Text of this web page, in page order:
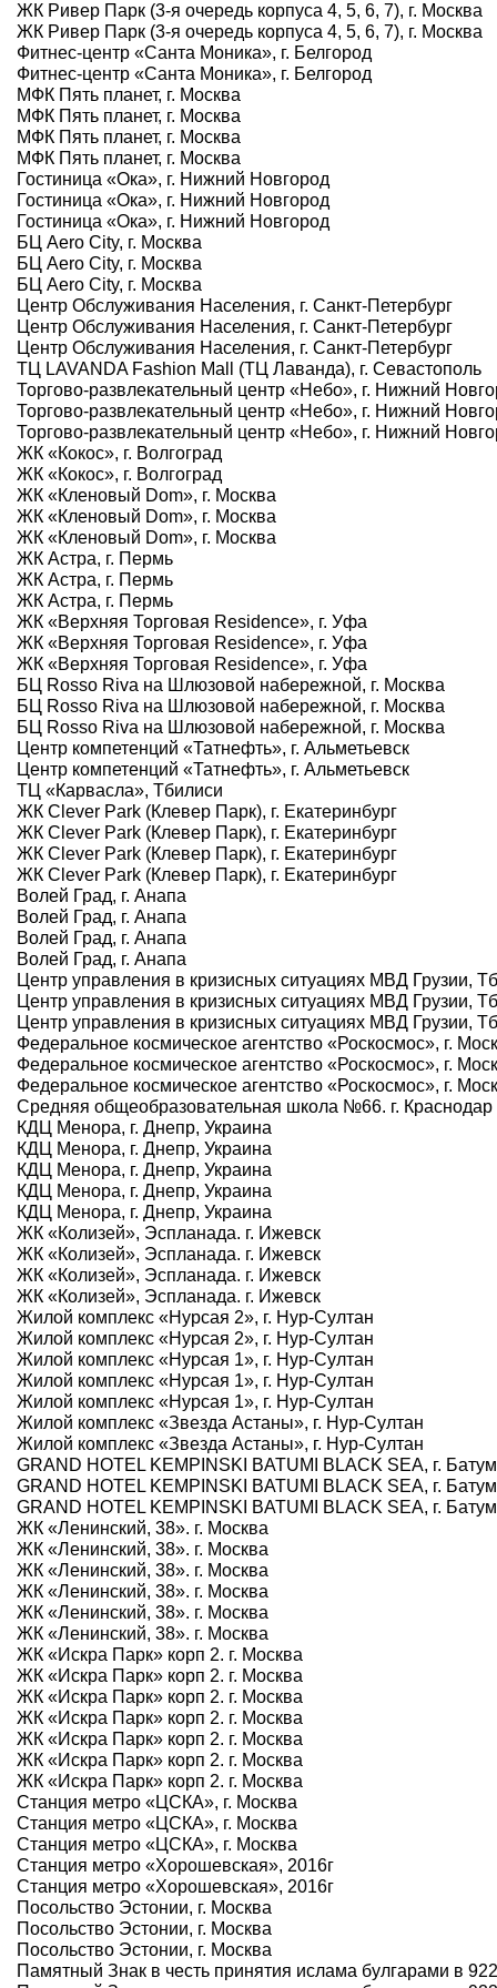
ЖК Ривер Парк (3-я очередь корпуса 4, 5, 6, 7), г. Москва
ЖК Ривер Парк (3-я очередь корпуса 4, 5, 6, 7), г. Москва
Фитнес-центр «Санта Моника», г. Белгород
Фитнес-центр «Санта Моника», г. Белгород
МФК Пять планет, г. Москва
МФК Пять планет, г. Москва
МФК Пять планет, г. Москва
МФК Пять планет, г. Москва
Гостиница «Ока», г. Нижний Новгород
Гостиница «Ока», г. Нижний Новгород
Гостиница «Ока», г. Нижний Новгород
БЦ Aero City, г. Москва
БЦ Aero City, г. Москва
БЦ Aero City, г. Москва
Центр Обслуживания Населения, г. Санкт-Петербург
Центр Обслуживания Населения, г. Санкт-Петербург
Центр Обслуживания Населения, г. Санкт-Петербург
ТЦ LAVANDA Fashion Mall (ТЦ Лаванда), г. Севастополь
Торгово-развлекательный центр «Небо», г. Нижний
Торгово-развлекательный центр «Небо», г. Нижний
Торгово-развлекательный центр «Небо», г. Нижний
ЖК «Кокос», г. Волгоград
ЖК «Кокос», г. Волгоград
ЖК «Кленовый Dom», г. Москва
ЖК «Кленовый Dom», г. Москва
ЖК «Кленовый Dom», г. Москва
ЖК Астра, г. Пермь
ЖК Астра, г. Пермь
ЖК Астра, г. Пермь
ЖК «Верхняя Торговая Residence», г. Уфа
ЖК «Верхняя Торговая Residence», г. Уфа
ЖК «Верхняя Торговая Residence», г. Уфа
БЦ Rosso Riva на Шлюзовой набережной, г. Москва
БЦ Rosso Riva на Шлюзовой набережной, г. Москва
БЦ Rosso Riva на Шлюзовой набережной, г. Москва
Центр компетенций «Татнефть», г. Альметьевск
Центр компетенций «Татнефть», г. Альметьевск
ТЦ «Карвасла», Тбилиси
ЖК Clever Park (Клевер Парк), г. Екатеринбург
ЖК Clever Park (Клевер Парк), г. Екатеринбург
ЖК Clever Park (Клевер Парк), г. Екатеринбург
ЖК Clever Park (Клевер Парк), г. Екатеринбург
Волей Град, г. Анапа
Волей Град, г. Анапа
Волей Град, г. Анапа
Волей Град, г. Анапа
Центр управления в кризисных ситуациях МВД Грузии,
Центр управления в кризисных ситуациях МВД Грузии,
Центр управления в кризисных ситуациях МВД Грузии,
Федеральное космическое агентство «Роскосмос», г.
Федеральное космическое агентство «Роскосмос», г.
Федеральное космическое агентство «Роскосмос», г.
Средняя общеобразовательная школа №66. г. Краснодар
КДЦ Менора, г. Днепр, Украина
КДЦ Менора, г. Днепр, Украина
КДЦ Менора, г. Днепр, Украина
КДЦ Менора, г. Днепр, Украина
КДЦ Менора, г. Днепр, Украина
ЖК «Колизей», Эспланада. г. Ижевск
ЖК «Колизей», Эспланада. г. Ижевск
ЖК «Колизей», Эспланада. г. Ижевск
ЖК «Колизей», Эспланада. г. Ижевск
Жилой комплекс «Нурсая 2», г. Нур-Султан
Жилой комплекс «Нурсая 2», г. Нур-Султан
Жилой комплекс «Нурсая 1», г. Нур-Султан
Жилой комплекс «Нурсая 1», г. Нур-Султан
Жилой комплекс «Нурсая 1», г. Нур-Султан
Жилой комплекс «Звезда Астаны», г. Нур-Султан
Жилой комплекс «Звезда Астаны», г. Нур-Султан
GRAND HOTEL KEMPINSKI BATUMI BLACK SEA, г.
GRAND HOTEL KEMPINSKI BATUMI BLACK SEA, г.
GRAND HOTEL KEMPINSKI BATUMI BLACK SEA, г.
ЖК «Ленинский, 38». г. Москва
ЖК «Ленинский, 38». г. Москва
ЖК «Ленинский, 38». г. Москва
ЖК «Ленинский, 38». г. Москва
ЖК «Ленинский, 38». г. Москва
ЖК «Ленинский, 38». г. Москва
ЖК «Искра Парк» корп 2. г. Москва
ЖК «Искра Парк» корп 2. г. Москва
ЖК «Искра Парк» корп 2. г. Москва
ЖК «Искра Парк» корп 2. г. Москва
ЖК «Искра Парк» корп 2. г. Москва
ЖК «Искра Парк» корп 2. г. Москва
ЖК «Искра Парк» корп 2. г. Москва
Станция метро «ЦСКА», г. Москва
Станция метро «ЦСКА», г. Москва
Станция метро «ЦСКА», г. Москва
Станция метро «Хорошевская», 2016г
Станция метро «Хорошевская», 2016г
Посольство Эстонии, г. Москва
Посольство Эстонии, г. Москва
Посольство Эстонии, г. Москва
Памятный Знак в честь принятия ислама булгарами в 922